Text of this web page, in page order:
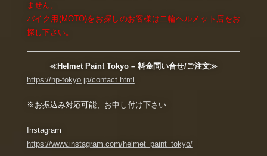
ません。
バイク用(MOTO)をお探しのお客様は二輪ヘルメット店をお
探し下さい。
≪Helmet Paint Tokyo – 料金問い合せ/ご注文≫
https://hp-tokyo.jp/contact.html
※お振込み対応可能、お申し付け下さい
Instagram
https://www.instagram.com/helmet_paint_tokyo/